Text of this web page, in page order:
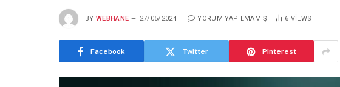
BY WEBHANE 27/05/2024 YORUM YAPILMAMIŞ 6 VIEWS
Facebook Twitter Pinterest